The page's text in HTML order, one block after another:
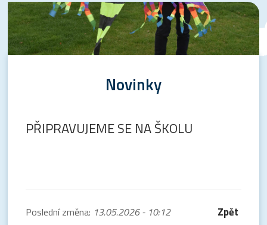
Novinky
PŘIPRAVUJEME SE NA ŠKOLU
Poslední změna: 13.05.2026 - 10:12 Zpět